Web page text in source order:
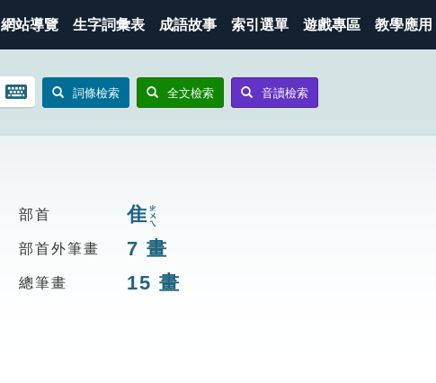
網站導覽 生字詞彙表 成語故事 索引選單 遊戲專區 教學應用
開
鍵
詞條檢索 全文檢索 音讀檢索
部首 隹ㄓㄨㄟ
部首外筆畫 7 畫
總筆畫 15 畫